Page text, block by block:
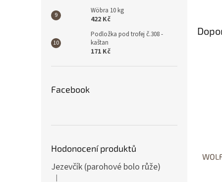
Wöbra 10 kg
422 Kč
Podložka pod trofej č.308 -
kaštan
171 Kč
Facebook
Hodonocení produktů
Jezevčík (parohové bolo růže)
|